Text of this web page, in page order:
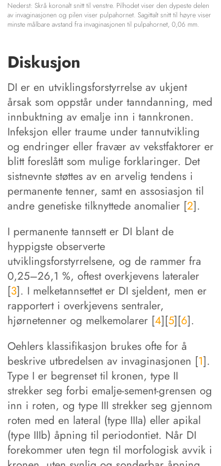
Nederst: Skrå koronalt snitt til venstre. Pilhodet viser den dypeste delen
av invaginasjonen og pilen viser pulpahornet. Sagittalt snitt til høyre viser
minste målbare avstand fra invaginasjonen til pulpahornet, 0,06 mm.
Diskusjon
DI er en utviklingsforstyrrelse av ukjent
årsak som oppstår under tanndanning, med
innbuktning av emalje inn i tannkronen.
Infeksjon eller traume under tannutvikling
og endringer eller fravær av vekstfaktorer er
blitt foreslått som mulige forklaringer. Det
sistnevnte støttes av en arvelig tendens i
permanente tenner, samt en assosiasjon til
andre genetiske tilknyttede anomalier [2].
I permanente tannsett er DI blant de
hyppigste observerte
utviklingsforstyrrelsene, og de rammer fra
0,25–26,1 %, oftest overkjevens lateraler
[3]. I melketannsettet er DI sjeldent, men er
rapportert i overkjevens sentraler,
hjørnetenner og melkemolarer [4][5][6].
Oehlers klassifikasjon brukes ofte for å
beskrive utbredelsen av invaginasjonen [1].
Type I er begrenset til kronen, type II
strekker seg forbi emalje-sement-grensen og
inn i roten, og type III strekker seg gjennom
roten med en lateral (type IIIa) eller apikal
(type IIIb) åpning til periodontiet. Når DI
forekommer uten tegn til morfologisk avvik i